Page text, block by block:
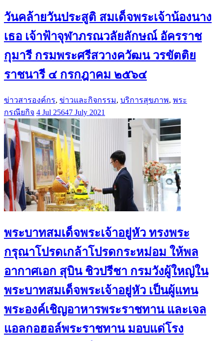
วันคล้ายวันประสูติ สมเด็จพระเจ้าน้องนาง
เธอ เจ้าฟ้าจุฬาภรณวลัยลักษณ์ อัครราช
กุมารี กรมพระศรีสวางควัฒน วรขัตติย
ราชนารี ๔ กรกฎาคม ๒๕๖๔
ข่าวสารองค์กร, ข่าวและกิจกรรม, บริการสุขภาพ, พระ
กรณียกิจ 4 Jul 25647 July 2021
พระบาทสมเด็จพระเจ้าอยู่หัว ทรงพระ
กรุณาโปรดเกล้าโปรดกระหม่อม ให้พล
อากาศเอก สุบิน ชิวปรีชา กรมวังผู้ใหญ่ใน
พระบาทสมเด็จพระเจ้าอยู่หัว เป็นผู้แทน
พระองค์เชิญอาหารพระราชทาน และเจล
แอลกอฮอล์พระราชทาน มอบแด่โรง